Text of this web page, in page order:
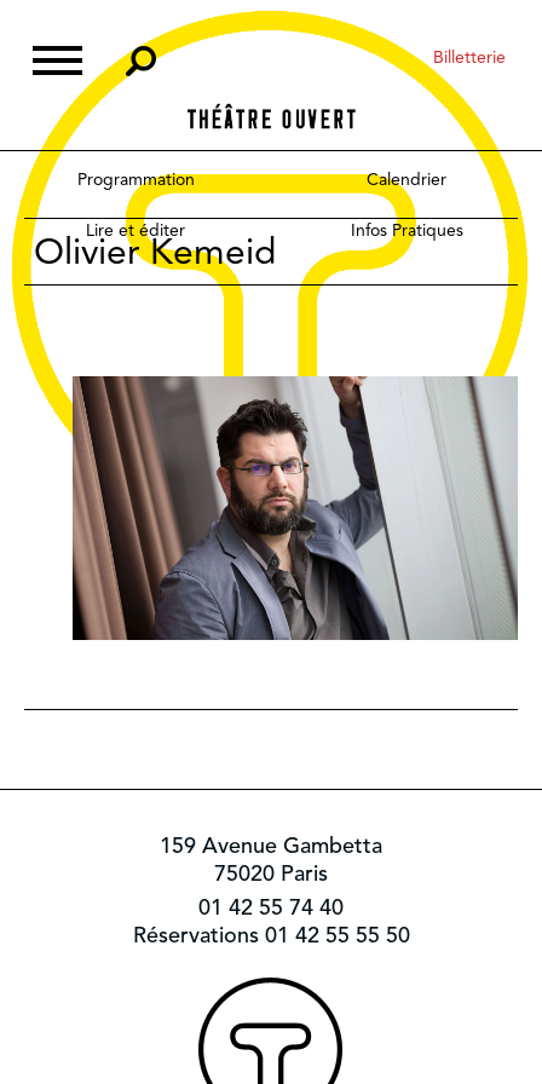
Accessibilité
Contact
content
Billetterie
Programmation Calendrier
Lire et éditer Infos Pratiques
Olivier Kemeid
159 Avenue Gambetta
75020 Paris
01 42 55 74 40
Réservations 01 42 55 55 50